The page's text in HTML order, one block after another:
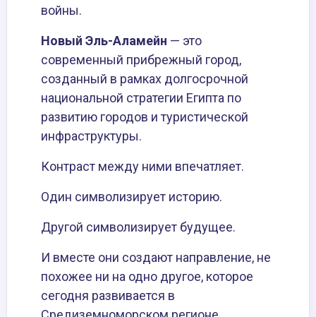
войны.
Новый Эль-Аламейн — это
современный прибрежный город,
созданный в рамках долгосрочной
национальной стратегии Египта по
развитию городов и туристической
инфраструктуры.
Контраст между ними впечатляет.
Один символизирует историю.
Другой символизирует будущее.
И вместе они создают направление, не
похожее ни на одно другое, которое
сегодня развивается в